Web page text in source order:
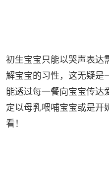
初生宝宝只能以哭声表达
解宝宝的习性，这无疑是
能透过每一餐向宝宝传达
定以母乳喂哺宝宝或是开
看！